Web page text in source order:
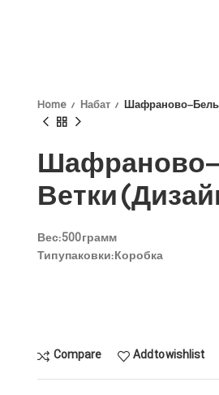
Home Набат
Ветки
Вес:500 грамм
Тип упаковки:Коробка
Compare Add to wishlist